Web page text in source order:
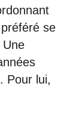
se
Pour lui,